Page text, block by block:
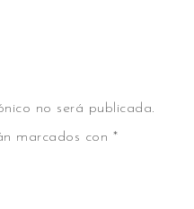
no será publicada.
marcados con *